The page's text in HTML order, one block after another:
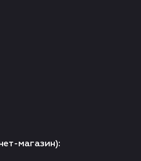
магазин):